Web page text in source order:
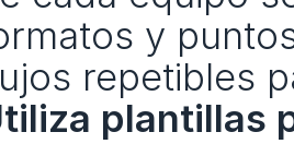
y
repetibles
plantillas